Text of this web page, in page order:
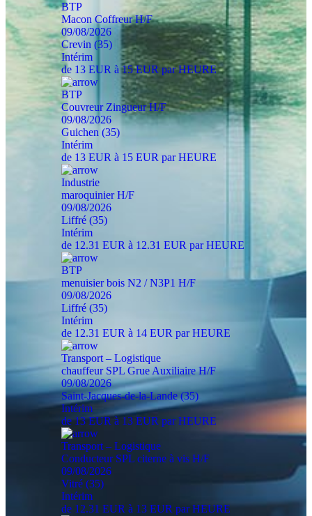
BTP
Macon Coffreur H/F
09/08/2026
Crevin (35)
Intérim
de 13 EUR à 15 EUR par HEURE
BTP
Couvreur Zingueur H/F
09/08/2026
Guichen (35)
Intérim
de 13 EUR à 15 EUR par HEURE
Industrie
maroquinier H/F
09/08/2026
Liffré (35)
Intérim
de 12.31 EUR à 12.31 EUR par HEURE
BTP
menuisier bois N2 / N3P1 H/F
09/08/2026
Liffré (35)
Intérim
de 12.31 EUR à 14 EUR par HEURE
Transport – Logistique
chauffeur SPL Grue Auxiliaire H/F
09/08/2026
Saint-Jacques-de-la-Lande (35)
Intérim
de 13 EUR à 13 EUR par HEURE
Transport – Logistique
Conducteur SPL citerne à vis H/F
09/08/2026
Vitré (35)
Intérim
de 12.31 EUR à 13 EUR par HEURE